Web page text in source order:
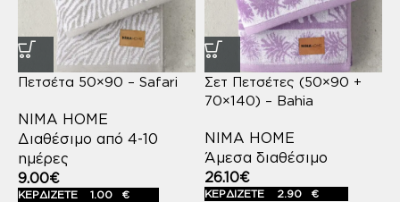
Πετσέτα 50×90 – Safari
NIMA HOME
Διαθέσιμο από 4-10
ημέρες
9.00€
ΚΕΡΔΙΖΕΤΕ 1.00 €
Σετ Πετσέτες (50×90 +
70×140) – Bahia
NIMA HOME
Άμεσα διαθέσιμο
26.10€
ΚΕΡΔΙΖΕΤΕ 2.90 €